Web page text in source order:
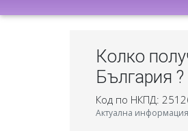
Колко
България ?
Код по НКПД:
Актуална